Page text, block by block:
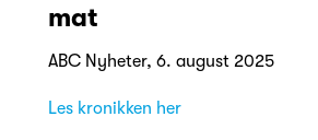
mat
ABC Nyheter, 6. august 2025
Les kronikken her